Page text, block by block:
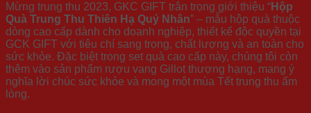
Mừng trung thu 2023, GKC GIFT trân trọng giới thiệu “Hộp
Quà Trung Thu Thiên Hạ Quý Nhân” – mẫu hộp quà thuộc
dòng cao cấp dành cho doanh nghiệp, thiết kế độc quyền tại
GCK GIFT với tiêu chí sang trọng, chất lượng và an toàn cho
sức khỏe. Đặc biệt trong set quà cao cấp này, chúng tôi còn
thêm vào sản phẩm rượu vang Gillot thượng hạng, mang ý
nghĩa lời chúc sức khỏe và mong một mùa Tết trung thu ấm
lòng.